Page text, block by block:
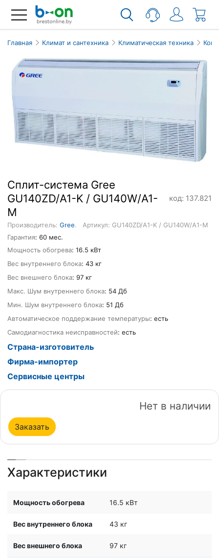
Главная Климат и сантехника Климатическая техника
Сплит-система Gree
GU140ZD/A1-K / GU140W/A1-
M
код: 137.821
Производитель: Gree.
Артикул: GU140ZD/A1-K / GU140W/A1-M
Гарантия: 60 мес.
Мощность обогрева: 16.5 кВт
Вес внутреннего блока: 43 кг
Вес внешнего блока: 97 кг
Макс. Шум внутреннего блока: 54 Дб
Мин. Шум внутреннего блока: 51 Дб
Автоматическое поддержание температуры: есть
Самодиагностика неисправностей: есть
Страна-изготовитель
Фирма-импортер
Сервисные центры
Нет в наличии
Заказать
Характеристики
Мощность обогрева 16.5 кВт
Вес внутреннего блока 43 кг
Вес внешнего блока 97 кг